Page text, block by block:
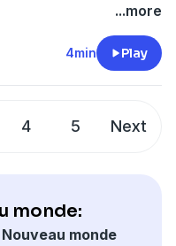
...more
4min Play
4 5 Next
monde:
monde